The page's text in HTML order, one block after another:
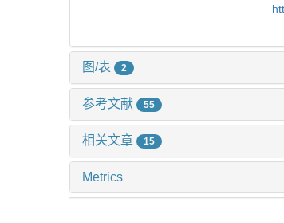
图/表 2
参考文献 55
相关文章 15
Metrics